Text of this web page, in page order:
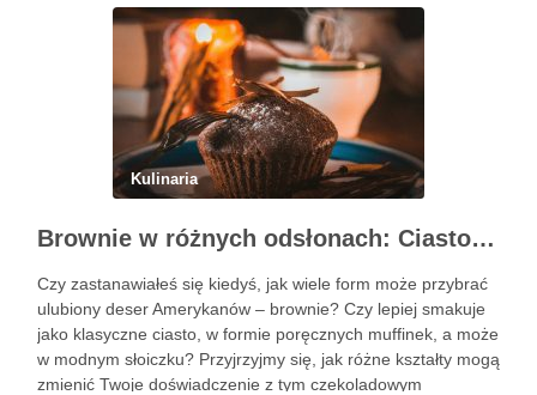
Kulinaria
Brownie w różnych odsłonach: Ciasto, muffinki czy brownie w słoiczku?
Czy zastanawiałeś się kiedyś, jak wiele form może przybrać
ulubiony deser Amerykanów – brownie? Czy lepiej smakuje
jako klasyczne ciasto, w formie poręcznych muffinek, a może
w modnym słoiczku? Przyjrzyjmy się, jak różne kształty mogą
zmienić Twoje doświadczenie z tym czekoladowym